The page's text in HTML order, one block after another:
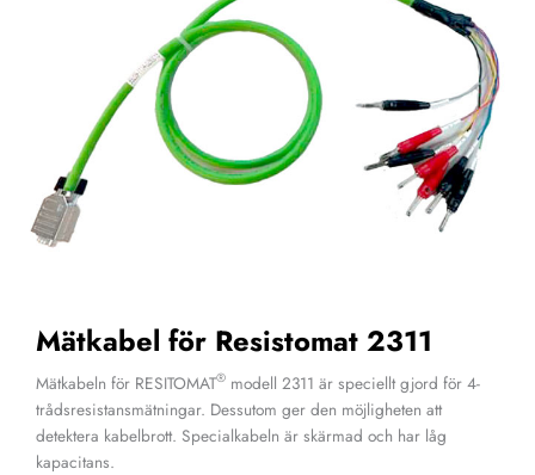
Mätkabel för Resistomat 2311
Mätkabeln för RESITOMAT® modell 2311 är speciellt gjord för 4-
trådsresistansmätningar. Dessutom ger den möjligheten att
detektera kabelbrott. Specialkabeln är skärmad och har låg
kapacitans.